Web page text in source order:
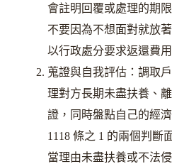
會註明回覆或處理的期
不要因為不想面對就放
以行政處分要求返還費
蒐證與自我評估：調取
理對方長期未盡扶養、
證，同時盤點自己的經
1118 條之 1 的兩個判
當理由未盡扶養或不法